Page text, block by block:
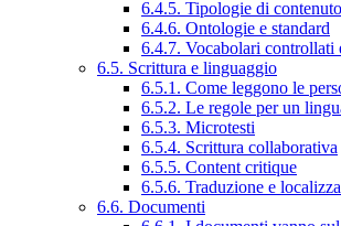
6.4.5. Tipologie di
6.4.6. Ontologie e standard
6.4.7. Vocabolari controllati
6.5. Scrittura e linguaggio
6.5.1. Come leggono le
6.5.2. Le regole per un
6.5.3. Microtesti
6.5.4. Scrittura collaborativa
6.5.5. Content critique
6.5.6. Traduzione e
6.6. Documenti